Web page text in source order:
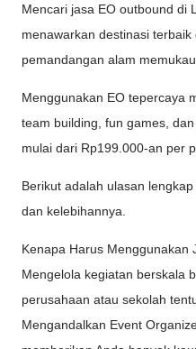
Mencari jasa EO outbound di
menawarkan destinasi
pemandangan alam memukau.
Menggunakan EO tepercaya
team building, fun games,
mulai dari Rp199.000-an per
Berikut adalah ulasan
dan kelebihannya.
Kenapa Harus Menggunakan
Mengelola kegiatan berskala
perusahaan atau sekolah
Mengandalkan Event